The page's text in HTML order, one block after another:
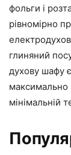
фольги і
рівномірно
глиняний
духову шафу
максимально
мінімальній